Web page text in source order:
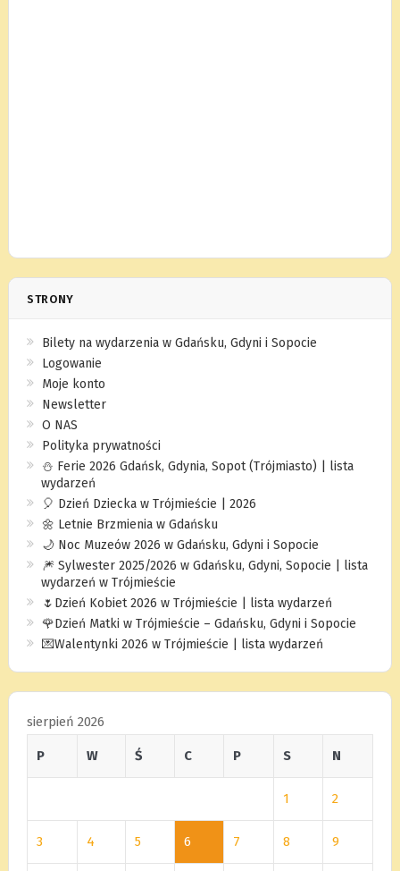
STRONY
Bilety na wydarzenia w Gdańsku, Gdyni i Sopocie
Logowanie
Moje konto
Newsletter
O NAS
Polityka prywatności
⛄️ Ferie 2026 Gdańsk, Gdynia, Sopot (Trójmiasto) | lista
wydarzeń
🎈 Dzień Dziecka w Trójmieście | 2026
🌼 Letnie Brzmienia w Gdańsku
🌙 Noc Muzeów 2026 w Gdańsku, Gdyni i Sopocie
🎆 Sylwester 2025/2026 w Gdańsku, Gdyni, Sopocie | lista
wydarzeń w Trójmieście
🌷Dzień Kobiet 2026 w Trójmieście | lista wydarzeń
🌹Dzień Matki w Trójmieście – Gdańsku, Gdyni i Sopocie
💌Walentynki 2026 w Trójmieście | lista wydarzeń
sierpień 2026
P W Ś C P S N
1 2
3 4 5 6 7 8 9